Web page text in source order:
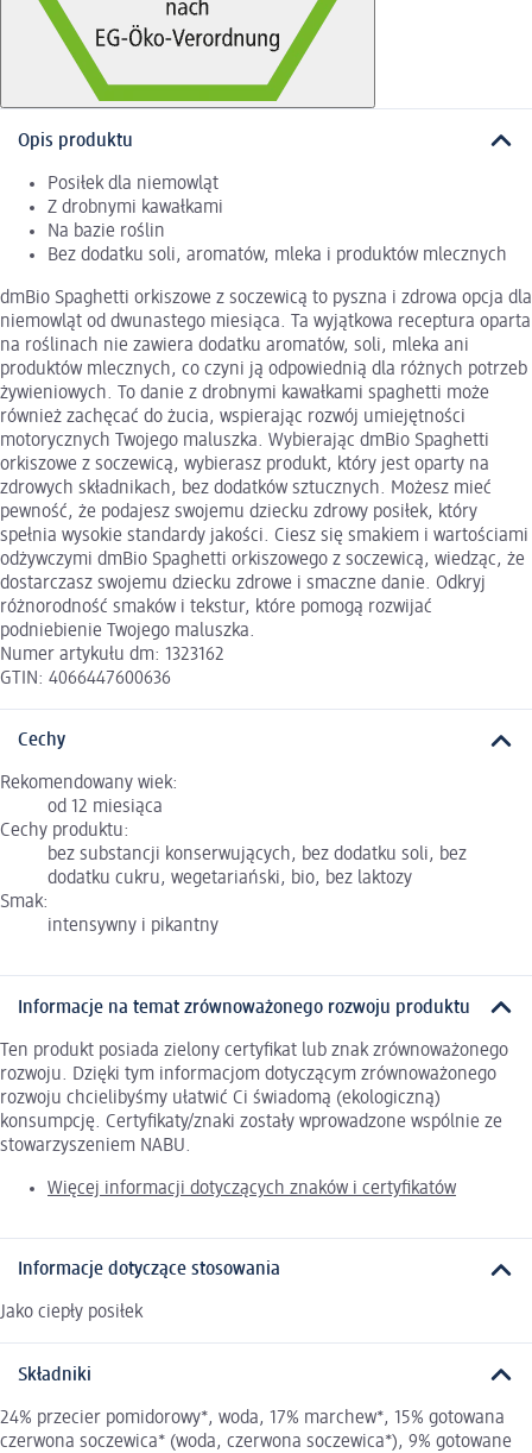
Opis produktu
Posiłek dla niemowląt
Z drobnymi kawałkami
Na bazie roślin
Bez dodatku soli, aromatów, mleka i produktów mlecznych
dmBio Spaghetti orkiszowe z soczewicą to pyszna i zdrowa opcja dla
niemowląt od dwunastego miesiąca. Ta wyjątkowa receptura oparta
na roślinach nie zawiera dodatku aromatów, soli, mleka ani
produktów mlecznych, co czyni ją odpowiednią dla różnych potrzeb
żywieniowych. To danie z drobnymi kawałkami spaghetti może
również zachęcać do żucia, wspierając rozwój umiejętności
motorycznych Twojego maluszka. Wybierając dmBio Spaghetti
orkiszowe z soczewicą, wybierasz produkt, który jest oparty na
zdrowych składnikach, bez dodatków sztucznych. Możesz mieć
pewność, że podajesz swojemu dziecku zdrowy posiłek, który
spełnia wysokie standardy jakości. Ciesz się smakiem i wartościami
odżywczymi dmBio Spaghetti orkiszowego z soczewicą, wiedząc, że
dostarczasz swojemu dziecku zdrowe i smaczne danie. Odkryj
różnorodność smaków i tekstur, które pomogą rozwijać
podniebienie Twojego maluszka.
Numer artykułu dm: 1323162
GTIN: 4066447600636
Cechy
Rekomendowany wiek:
od 12 miesiąca
Cechy produktu:
bez substancji konserwujących, bez dodatku soli, bez
dodatku cukru, wegetariański, bio, bez laktozy
Smak:
intensywny i pikantny
Informacje na temat zrównoważonego rozwoju produktu
Ten produkt posiada zielony certyfikat lub znak zrównoważonego
rozwoju. Dzięki tym informacjom dotyczącym zrównoważonego
rozwoju chcielibyśmy ułatwić Ci świadomą (ekologiczną)
konsumpcję. Certyfikaty/znaki zostały wprowadzone wspólnie ze
stowarzyszeniem NABU.
Więcej informacji dotyczących znaków i certyfikatów
Informacje dotyczące stosowania
Jako ciepły posiłek
Składniki
24% przecier pomidorowy*, woda, 17% marchew*, 15% gotowana
czerwona soczewica* (woda, czerwona soczewica*), 9% gotowane